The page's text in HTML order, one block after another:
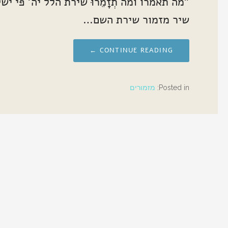
שיר מזמור שירת השם…
CONTINUE READING ←
Posted in: מזמורים